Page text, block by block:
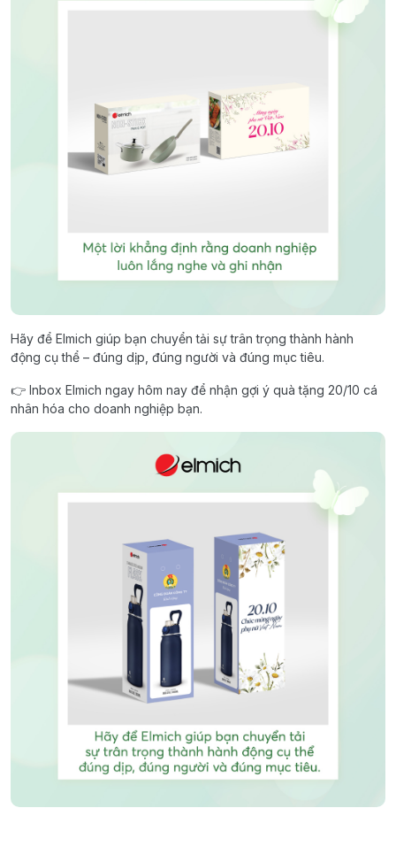
Hãy để Elmich giúp bạn chuyển tải sự trân trọng thành hành
động cụ thể – đúng dịp, đúng người và đúng mục tiêu.
👉 Inbox Elmich ngay hôm nay để nhận gợi ý quà tặng 20/10 cá
nhân hóa cho doanh nghiệp bạn.